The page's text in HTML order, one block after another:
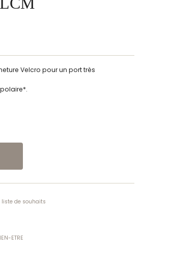
Velcro pour un port très
de souhaits
ETRE